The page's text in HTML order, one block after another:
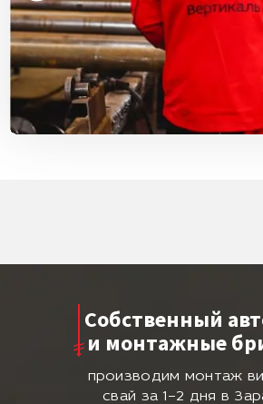
Собственный
и монтажные
производим монтаж
свай за 1–2 дня в